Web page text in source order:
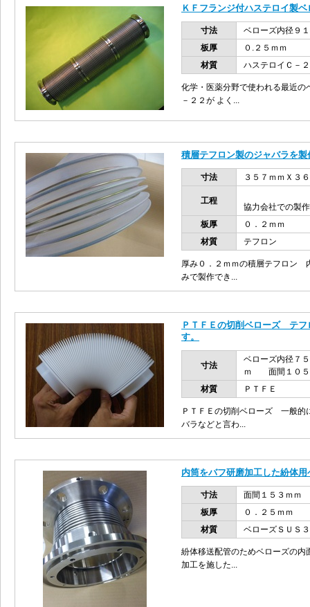
ＫＦフランジ付ハステロイ製ベ
寸法
ベローズ内径９
板厚
０.２５ｍｍ
材質
ハステロイＣ－
化学・医薬分野で使われる最近
－２２が よく...
積層テフロン製のジャバラを製
寸法 ３５７ｍｍＸ３
工程
協力会社での製
板厚
０．２ｍｍ
材質
テフロン
厚み０．２ｍｍの積層テフロ
みで製作でき...
ＰＴＦＥの切削ベローズ テフ
す。
寸法
ベローズ内径７
ｍ 面間１０５
材質
ＰＴＦＥ
ＰＴＦＥの切削ベローズ 一般的
バラなどと言わ...
内筒をバフ研磨加工した紛体
寸法
面間１５３ｍｍ
板厚
０．２５ｍｍ
材質
ベローズＳＵＳ
紛体移送配管のためベローズの
加工を施した...